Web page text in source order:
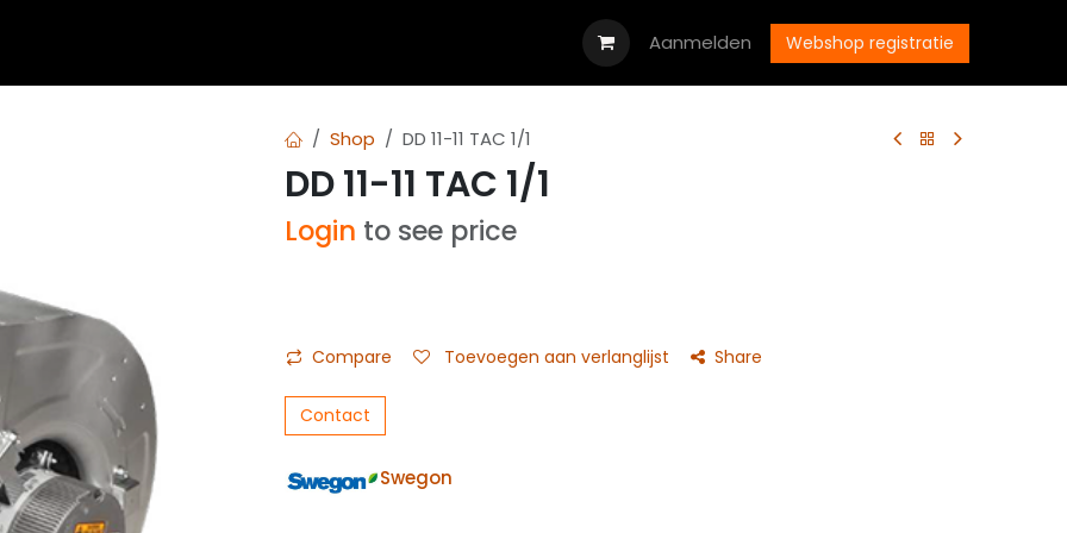
Vacatures Neem contact op met ons
Aanmelden Webshop registratie
Shop DD 11-11 TAC 1/1
DD 11-11 TAC 1/1
Login to see price
Compare Toevoegen aan verlanglijst Share
Contact
Swegon